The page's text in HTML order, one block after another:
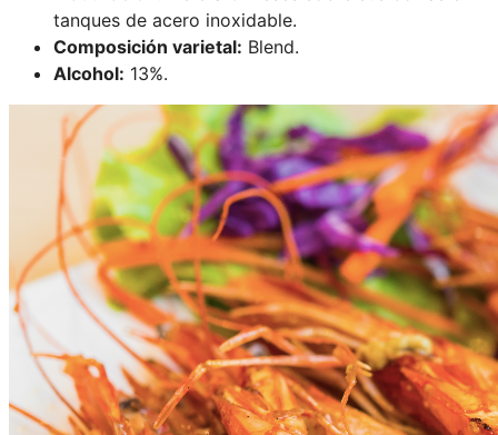
tanques de acero inoxidable.
Composición varietal: Blend.
Alcohol: 13%.